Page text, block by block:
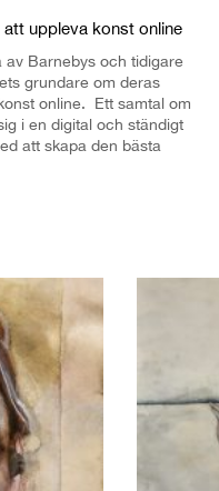
uppleva konst online
av Barnebys och tidigare
grundare om deras
online. Ett samtal om
i en digital och ständigt
att skapa den bästa